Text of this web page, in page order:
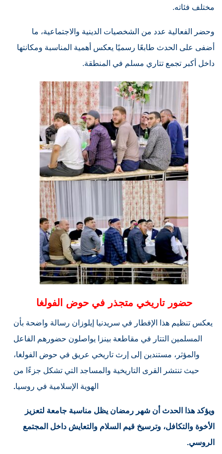
مختلف فئاته.
وحضر الفعالية عدد من الشخصيات الدينية والاجتماعية، ما
أضفى على الحدث طابعًا رسميًا يعكس أهمية المناسبة ومكانتها
داخل أكبر تجمع تتاري مسلم في المنطقة.
حضور تاريخي متجذر في حوض الفولغا
يعكس تنظيم هذا الإفطار في سريدنيا إيلوزان رسالة واضحة بأن
المسلمين التتار في مقاطعة بينزا يواصلون حضورهم الفاعل
والمؤثر، مستندين إلى إرث تاريخي عريق في حوض الفولغا،
حيث تنتشر القرى التاريخية والمساجد التي تشكل جزءًا من
الهوية الإسلامية في روسيا.
ويؤكد هذا الحدث أن شهر رمضان يظل مناسبة جامعة لتعزيز
الأخوة والتكافل، وترسيخ قيم السلام والتعايش داخل المجتمع
الروسي.